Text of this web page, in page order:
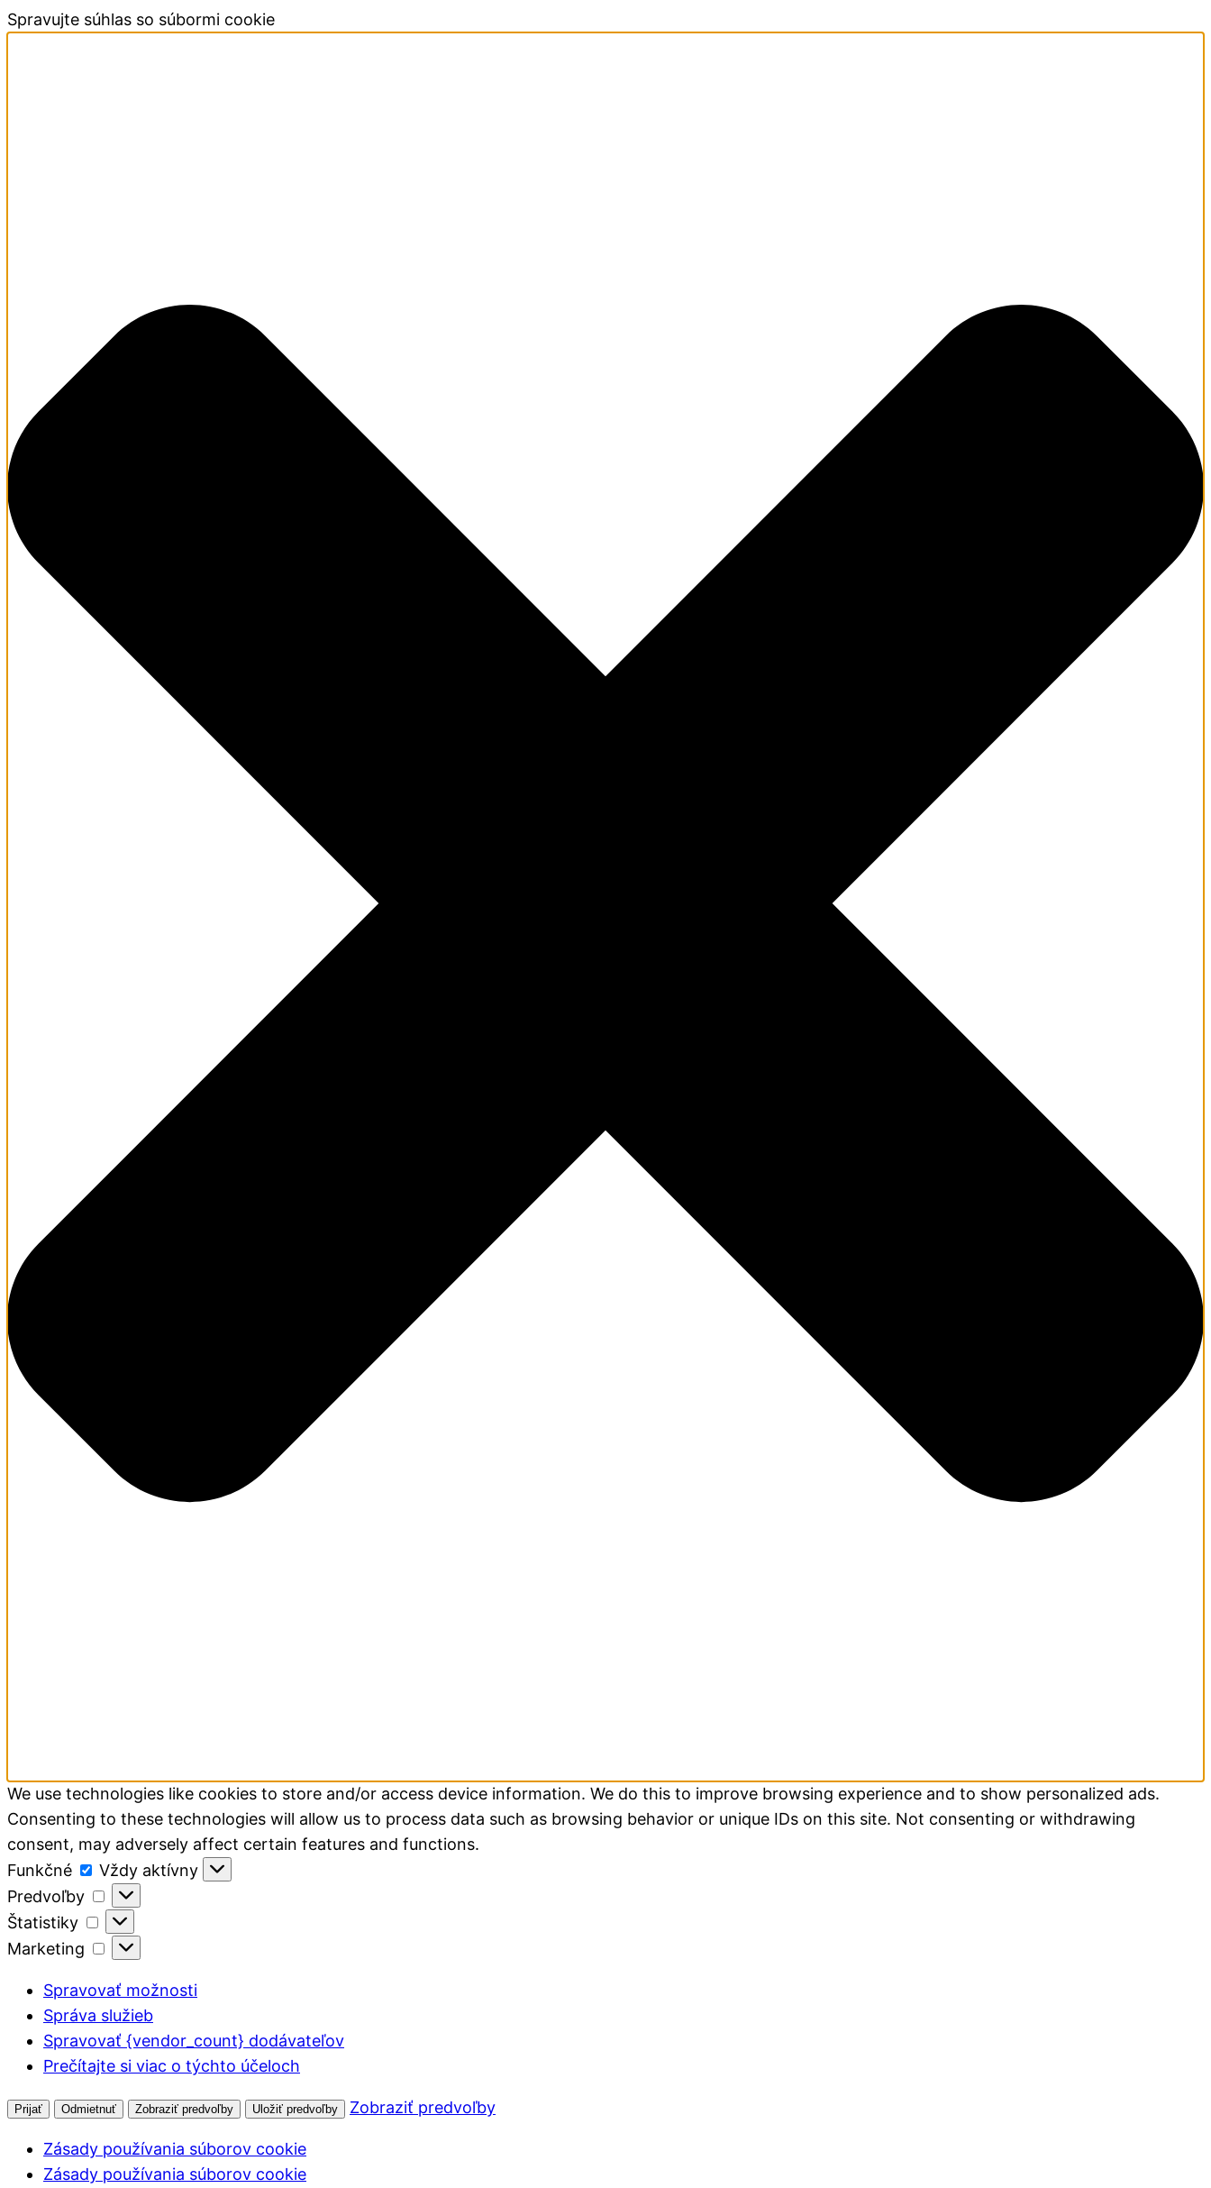
Spravujte súhlas so súbormi cookie
We use technologies like cookies to store and/or access device information. We do this to improve browsing experience and to show personalized ads.
Consenting to these technologies will allow us to process data such as browsing behavior or unique IDs on this site. Not consenting or withdrawing
consent, may adversely affect certain features and functions.
Funkčné
Funkčné
Vždy aktívny
Predvoľby
Predvoľby
Štatistiky
Štatistiky
Marketing
Marketing
Spravovať možnosti
Správa služieb
Spravovať {vendor_count} dodávateľov
Prečítajte si viac o týchto účeloch
Prijať Odmietnuť Zobraziť predvoľby Uložiť predvoľby Zobraziť predvoľby
Zásady používania súborov cookie
Zásady používania súborov cookie